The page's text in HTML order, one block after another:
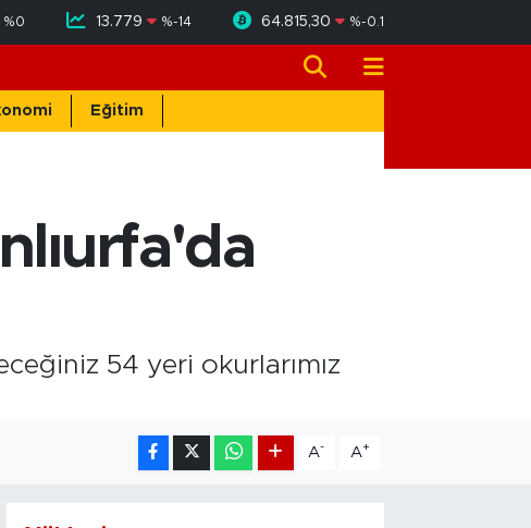
%0 13.779 %-14 64.815,30 %-0.1
Eğitim
54 yeri okurlarımız
A- A+